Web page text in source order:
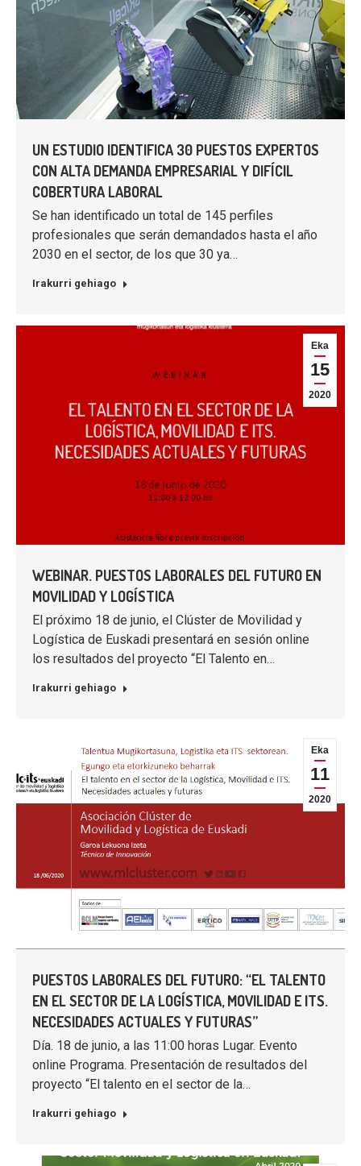
UN ESTUDIO IDENTIFICA 30 PUESTOS EXPERTOS
CON ALTA DEMANDA EMPRESARIAL Y DIFÍCIL
COBERTURA LABORAL
Se han identificado un total de 145 perfiles
profesionales que serán demandados hasta el año
2030 en el sector, de los que 30 ya…
Irakurri gehiago
Eka
15
2020
WEBINAR. PUESTOS LABORALES DEL FUTURO EN
MOVILIDAD Y LOGÍSTICA
El próximo 18 de junio, el Clúster de Movilidad y
Logística de Euskadi presentará en sesión online
los resultados del proyecto “El Talento en…
Irakurri gehiago
Eka
11
2020
PUESTOS LABORALES DEL FUTURO: “EL TALENTO
EN EL SECTOR DE LA LOGÍSTICA, MOVILIDAD E ITS.
NECESIDADES ACTUALES Y FUTURAS”
Día. 18 de junio, a las 11:00 horas Lugar. Evento
online Programa. Presentación de resultados del
proyecto “El talento en el sector de la…
Irakurri gehiago